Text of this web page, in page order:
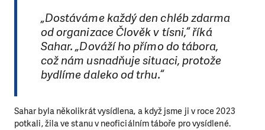
„Dostáváme každý den chléb zdarma
od organizace Člověk v tísni,“ říká
Sahar. „Dováží ho přímo do tábora,
což nám usnadňuje situaci, protože
bydlíme daleko od trhu.“
Sahar byla několikrát vysídlena, a když jsme ji v roce 2023
potkali, žila ve stanu v neoficiálním táboře pro vysídlené.